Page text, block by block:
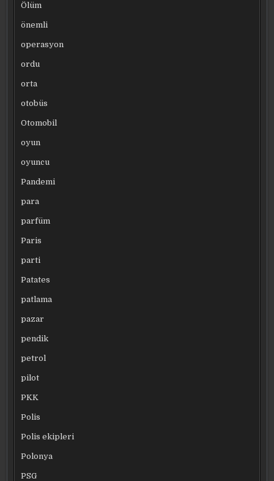
Ölüm
önemli
operasyon
ordu
orta
otobüs
Otomobil
oyun
oyuncu
Pandemi
para
parfüm
Paris
parti
Patates
patlama
pazar
pendik
petrol
pilot
PKK
Polis
Polis ekipleri
Polonya
PSG